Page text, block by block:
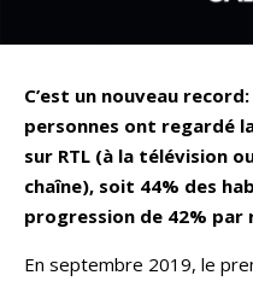
C’est un nouveau
personnes ont regardé
sur RTL (à la télévision
chaîne), soit 44% des
progression de 42%
En septembre 2019, le